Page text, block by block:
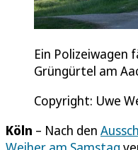
Ein Polizeiwagen
Grüngürtel am
Copyright: Uwe
Köln – Nach den